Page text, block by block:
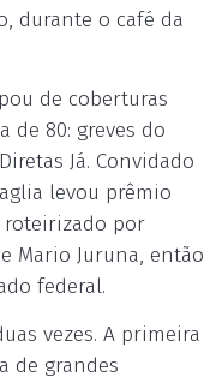
durante o café da
de coberturas
de 80: greves do
Já. Convidado
levou prêmio
por
Mario Juruna, então
federal.
vezes. A primeira
de grandes